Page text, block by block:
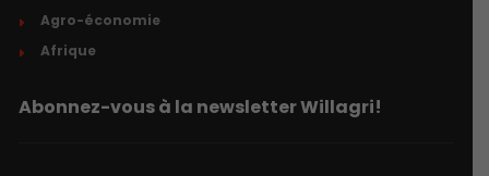
Agro-économie
Afrique
Abonnez-vous à la newsletter Willagri!